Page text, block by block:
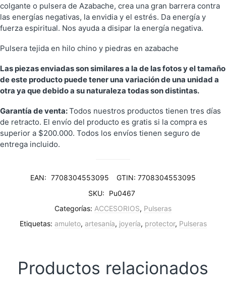
colgante o pulsera de Azabache, crea una gran barrera contra
las energías negativas, la envidia y el estrés. Da energía y
fuerza espiritual. Nos ayuda a disipar la energía negativa.
Pulsera tejida en hilo chino y piedras en azabache
Las piezas enviadas son similares a la de las fotos y el tamaño
de este producto puede tener una variación de una unidad a
otra ya que debido a su naturaleza todas son distintas.
Garantía de venta:Todos nuestros productos tienen tres días
de retracto. El envío del producto es gratis si la compra es
superior a $200.000. Todos los envíos tienen seguro de
entrega incluido.
EAN: 7708304553095
GTIN: 7708304553095
SKU:
Pu0467
Categorías: ACCESORIOS, Pulseras
Etiquetas: amuleto, artesanía, joyería, protector, Pulseras
Productos relacionados